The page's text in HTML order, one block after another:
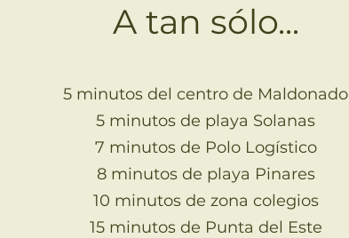
A tan sólo...
5 minutos del centro de Maldonado
5 minutos de playa Solanas
7 minutos de Polo Logístico
8 minutos de playa Pinares
10 minutos de zona colegios
15 minutos de Punta del Este